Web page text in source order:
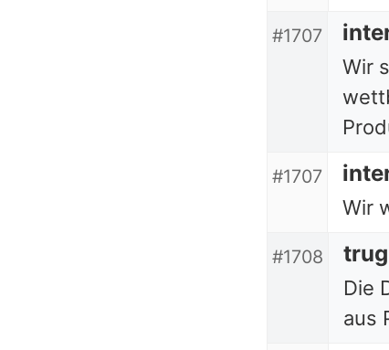
#1707
Wir
#1707
Wir
#1708 trug
Die
aus